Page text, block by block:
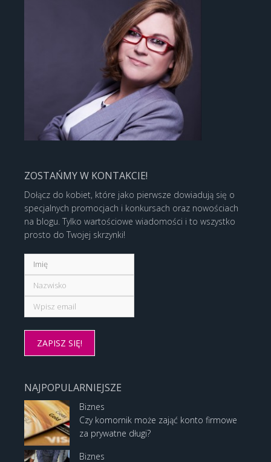
ZOSTAŃMY W KONTAKCIE!
Dołącz do kobiet, które jako pierwsze dowiadują się o
specjalnych promocjach i konkursach oraz nowościach
na blogu. Tylko wartościowe wiadomości i to wszystko
prosto do Twojej skrzynki!
NAJPOPULARNIEJSZE
Biznes
Czy komornik może zająć konto firmowe
za prywatne długi?
Biznes